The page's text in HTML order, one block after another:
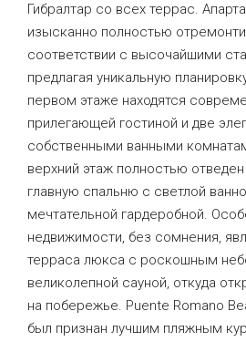
Гибралтар со всех террас.
изысканно полностью
соответствии с высочайшими
предлагая уникальную
первом этаже находятся
прилегающей гостиной и две
собственными ванными
верхний этаж полностью
главную спальню с светлой
мечтательной гардеробной.
недвижимости, без сомнения,
терраса люкса с роскошным
великолепной сауной, откуда
на побережье. Puente Romano
был признан лучшим пляжным